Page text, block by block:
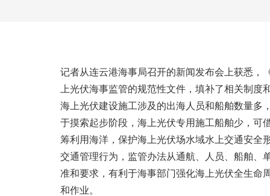
记者从连云港海事局召开的新闻发布会上获悉，
上光伏海事监管的规范性文件，填补了相关制度
海上光伏建设施工涉及的出海人员和船舶数量多
于摸索起步阶段，海上光伏专用施工船舶少，可
筹利用海洋，保护海上光伏场水域水上交通安全
交通管理行为，监管办法从通航、人员、船舶、
准和要求，有利于海事部门强化海上光伏全生命
和作业。